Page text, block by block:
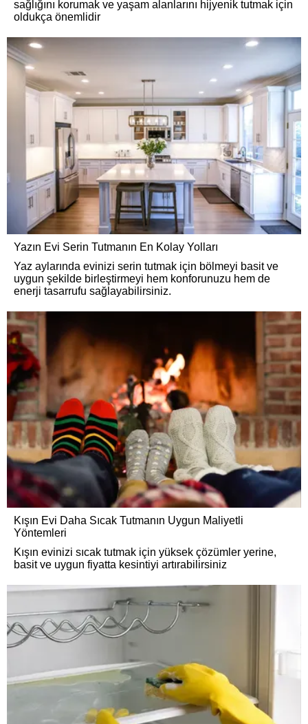
sağlığını korumak ve yaşam alanlarını hijyenik tutmak için
oldukça önemlidir
Yazın Evi Serin Tutmanın En Kolay Yolları
Yaz aylarında evinizi serin tutmak için bölmeyi basit ve
uygun şekilde birleştirmeyi hem konforunuzu hem de
enerji tasarrufu sağlayabilirsiniz.
Kışın Evi Daha Sıcak Tutmanın Uygun Maliyetli
Yöntemleri
Kışın evinizi sıcak tutmak için yüksek çözümler yerine,
basit ve uygun fiyatta kesintiyi artırabilirsiniz